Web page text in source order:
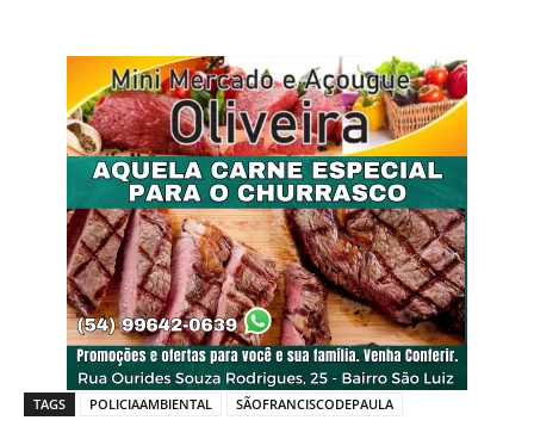
TAGS POLICIAAMBIENTAL SÃOFRANCISCODEPAULA